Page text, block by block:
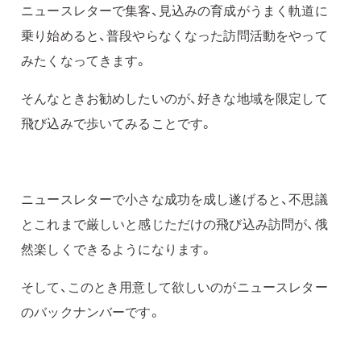
ニュースレターで集客、見込みの育成がうまく軌道に
乗り始めると、普段やらなくなった訪問活動をやって
みたくなってきます。
そんなときお勧めしたいのが、好きな地域を限定して
飛び込みで歩いてみることです。
ニュースレターで小さな成功を成し遂げると、不思議
とこれまで厳しいと感じただけの飛び込み訪問が、俄
然楽しくできるようになります。
そして、このとき用意して欲しいのがニュースレター
のバックナンバーです。